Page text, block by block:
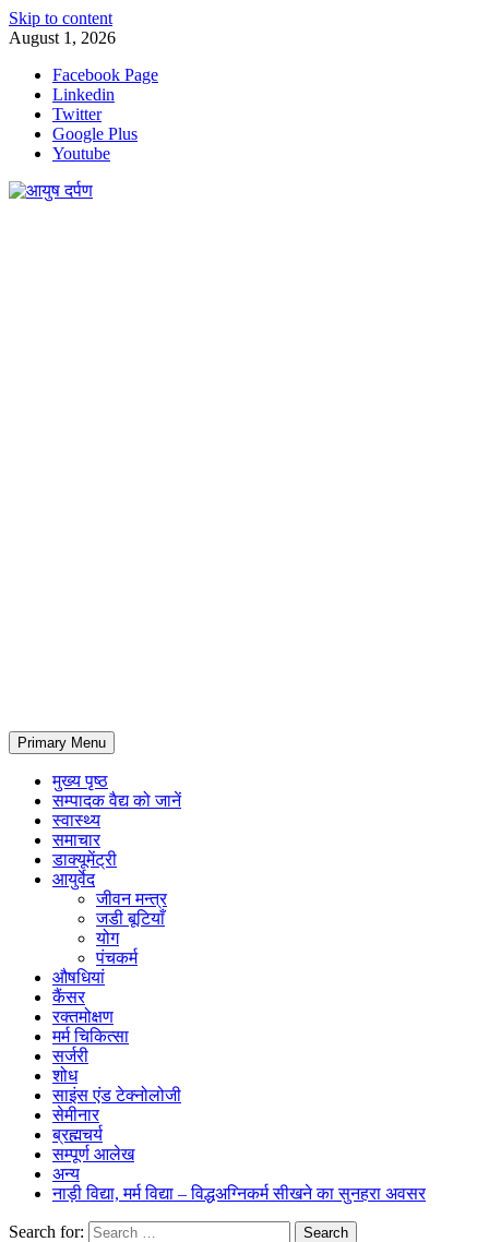
Skip to content
August 1, 2026
Facebook Page
Linkedin
Twitter
Google Plus
Youtube
Primary Menu
मुख्य पृष्ठ
सम्पादक वैद्य को जानें
स्वास्थ्य
समाचार
डाक्यूमेंट्री
आयुर्वेद
जीवन मन्त्र
जडी बूटियाँ
योग
पंचकर्म
औषधियां
कैंसर
रक्तमोक्षण
मर्म चिकित्सा
सर्जरी
शोध
साइंस एंड टेक्नोलोजी
सेमीनार
ब्रह्मचर्य
सम्पूर्ण आलेख
अन्य
नाड़ी विद्या, मर्म विद्या – विद्धअग्निकर्म सीखने का सुनहरा अवसर
Search for: